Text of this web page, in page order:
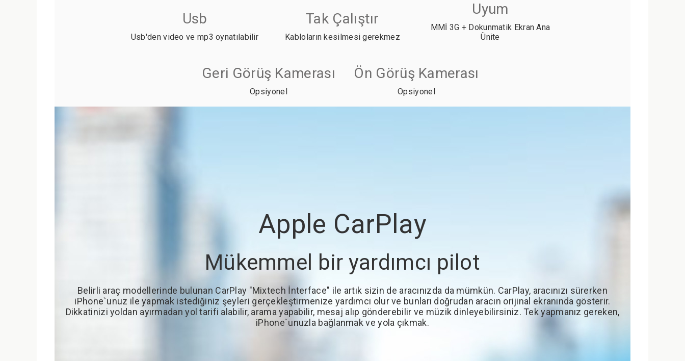
Usb
Usb'den video ve mp3 oynatılabilir
Tak Çalıştır
Kabloların kesilmesi gerekmez
Uyum
MMİ 3G + Dokunmatik Ekran Ana
Ünite
Geri Görüş Kamerası
Opsiyonel
Ön Görüş Kamerası
Opsiyonel
Apple CarPlay
Mükemmel bir yardımcı pilot
Belirli araç modellerinde bulunan CarPlay "Mixtech İnterface" ile artık sizin de aracınızda da mümkün. CarPlay, aracınızı sürerken
iPhone`unuz ile yapmak istediğiniz şeyleri gerçekleştirmenize yardımcı olur ve bunları doğrudan aracın orijinal ekranında gösterir.
Dikkatinizi yoldan ayırmadan yol tarifi alabilir, arama yapabilir, mesaj alıp gönderebilir ve müzik dinleyebilirsiniz. Tek yapmanız gereken,
iPhone`unuzla bağlanmak ve yola çıkmak.